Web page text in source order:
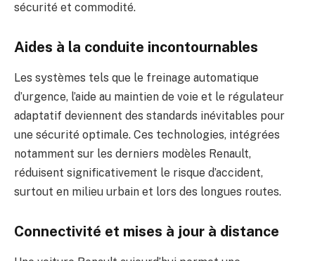
sécurité et commodité.
Aides à la conduite incontournables
Les systèmes tels que le freinage automatique
d’urgence, l’aide au maintien de voie et le régulateur
adaptatif deviennent des standards inévitables pour
une sécurité optimale. Ces technologies, intégrées
notamment sur les derniers modèles Renault,
réduisent significativement le risque d’accident,
surtout en milieu urbain et lors des longues routes.
Connectivité et mises à jour à distance